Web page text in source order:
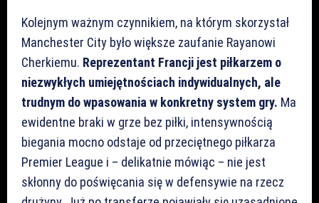
Kolejnym ważnym czynnikiem, na którym skorzystał
Manchester City było większe zaufanie Rayanowi
Cherkiemu. Reprezentant Francji jest piłkarzem o
niezwykłych umiejętnościach indywidualnych, ale
trudnym do wpasowania w konkretny system gry. Ma
ewidentne braki w grze bez piłki, intensywnością
biegania mocno odstaje od przeciętnego piłkarza
Premier League i – delikatnie mówiąc – nie jest
skłonny do poświęcania się w defensywie na rzecz